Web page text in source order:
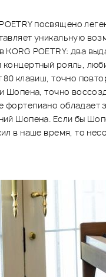
посвящено
уникальную
POETRY: два
концертный рояль,
80 клавиш, точно
Шопена, точно
фортепиано
Шопена. Если бы
в наше время, то